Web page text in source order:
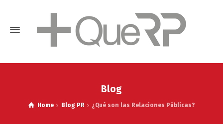
Blog
Home Blog PR ¿Qué son las Relaciones Públicas?